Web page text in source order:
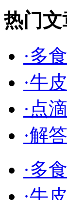
热门文
·多
·牛
·点
·解
·多